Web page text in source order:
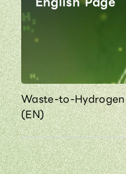
Waste-to-
(EN)